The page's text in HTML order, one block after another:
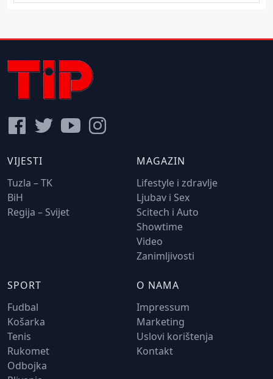
VIJESTI
Tuzla – TK
BiH
Regija – Svijet
MAGAZIN
Lifestyle i zdravlje
Ljubav i Sex
Scitech i Auto
Showtime
Video
Zanimljivosti
SPORT
Fudbal
Košarka
Tenis
Rukomet
Odbojka
O NAMA
Impressum
Marketing
Uslovi korištenja
Kontakt